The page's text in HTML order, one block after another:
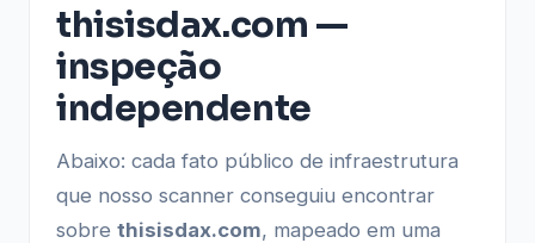
thisisdax.com —
inspeção
independente
Abaixo: cada fato público de infraestrutura
que nosso scanner conseguiu encontrar
sobre thisisdax.com, mapeado em uma